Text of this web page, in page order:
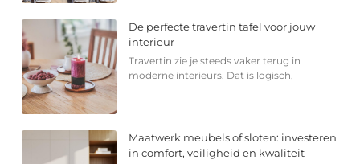
De perfecte travertin tafel voor jouw
interieur
Travertin zie je steeds vaker terug in
moderne interieurs. Dat is logisch,
Maatwerk meubels of sloten: investeren
in comfort, veiligheid en kwaliteit